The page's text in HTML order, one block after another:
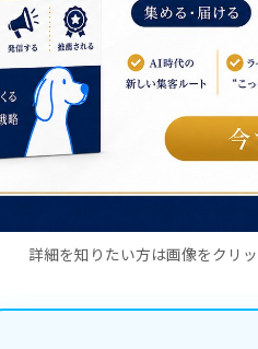
詳細を知りたい方は画像をクリ